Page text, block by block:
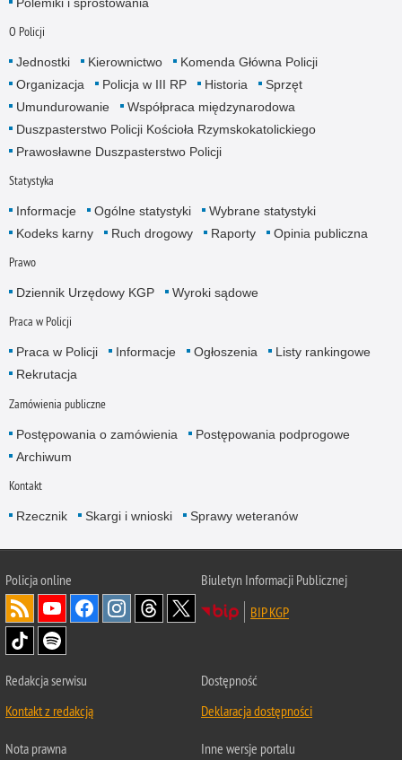
O Policji
Jednostki Kierownictwo
Komenda Główna Policji
Organizacja
Policja w III RP Historia
Sprzęt
Umundurowanie
Współpraca międzynarodowa
Duszpasterstwo Policji Kościoła Rzymskokatolickiego
Prawosławne Duszpasterstwo Policji
Statystyka
Informacje Ogólne statystyki
Wybrane statystyki
Kodeks karny
Ruch drogowy Raporty Opinia publiczna
Prawo
Dziennik Urzędowy KGP Wyroki sądowe
Praca w Policji
Praca w Policji Informacje Ogłoszenia
Listy rankingowe
Rekrutacja
Zamówienia publiczne
Postępowania o zamówienia
Postępowania podprogowe
Archiwum
Kontakt
Rzecznik Skargi i wnioski Sprawy weteranów
Policjaonline
Biuletyn Informacji Publicznej
BIP KGP
Redakcja serwisu
Kontakt z redakcją
Dostępność
Deklaracja dostępności
Nota prawna Inne wersje portalu